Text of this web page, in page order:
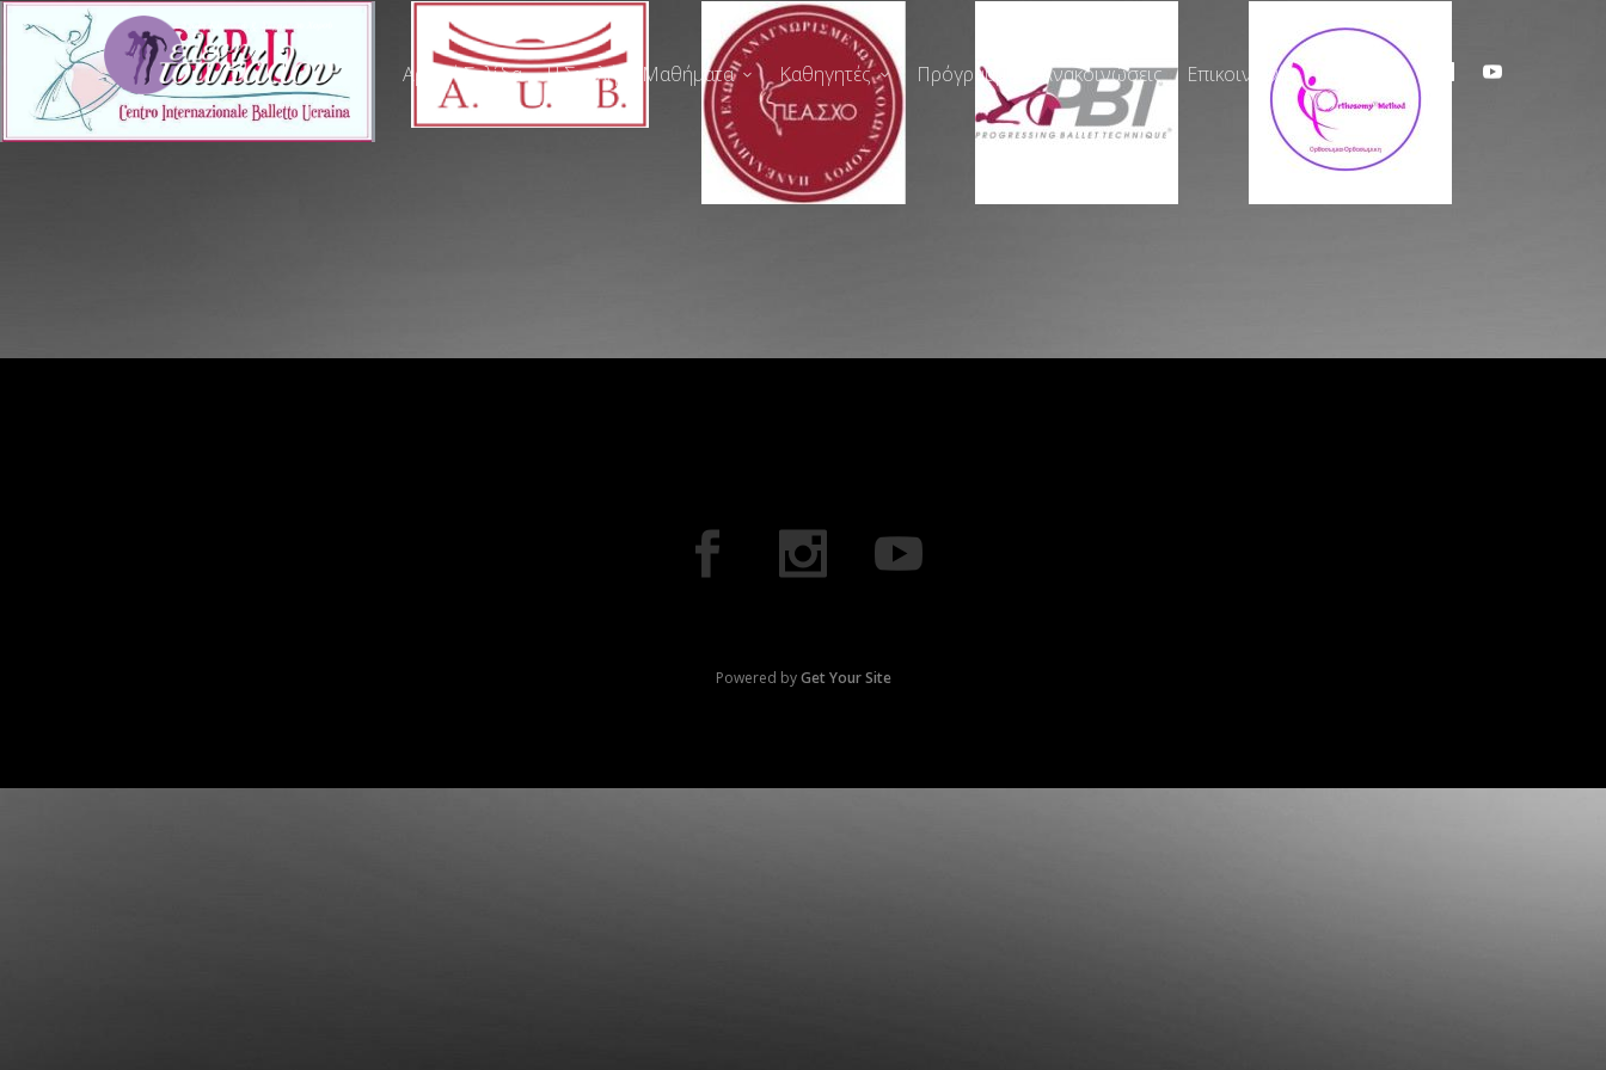
Αρχική Σελίδα Η Σχολή Μαθήματα Καθηγητές Πρόγραμμα Ανακοινώσεις Επικοινωνία
Powered byGet Your Site